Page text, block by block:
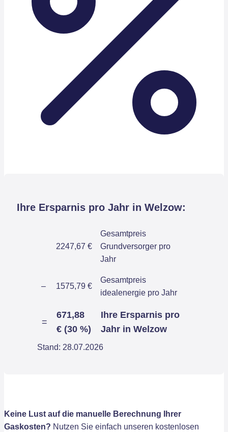
Ihre Ersparnis pro Jahr in Welzow:
2247,67 €
Gesamtpreis
Grundversorger pro
Jahr
– 1575,79 €
Gesamtpreis
idealenergie pro Jahr
=
671,88
€ (30 %)
Ihre Ersparnis pro
Jahr in Welzow
Stand: 28.07.2026
Keine Lust auf die manuelle Berechnung Ihrer
Gaskosten? Nutzen Sie einfach unseren kostenlosen